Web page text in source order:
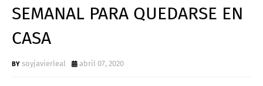
SEMANAL PARA QUEDARSE EN
CASA
soyjavierleal abril 07, 2020